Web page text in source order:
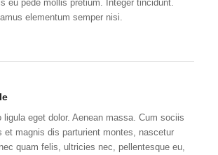
eu pede mollis pretium. Integer tincidunt.
elementum semper nisi.
ligula eget dolor. Aenean massa. Cum sociis
et magnis dis parturient montes, nascetur
quam felis, ultricies nec, pellentesque eu,